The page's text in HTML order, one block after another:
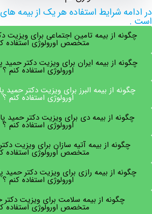
شرایط استفاده هر یک از بیمه های
از بیمه تامین اجتماعی برای ویزیت دکتر
متخصص اورولوژی استفاده کنم ؟
از بیمه ایران برای ویزیت دکتر حمید
اورولوژی استفاده کنم ؟
از بیمه البرز برای ویزیت دکتر حمید
اورولوژی استفاده کنم ؟
از بیمه دی برای ویزیت دکتر حمید پاک
اورولوژی استفاده کنم ؟
از بیمه آتیه سازان برای ویزیت دکتر
متخصص اورولوژی استفاده کنم ؟
از بیمه رازی برای ویزیت دکتر حمید
اورولوژی استفاده کنم ؟
چگونه از بیمه سلامت برای ویزیت دکتر حمید
متخصص اورولوژی استفاده کنم ؟